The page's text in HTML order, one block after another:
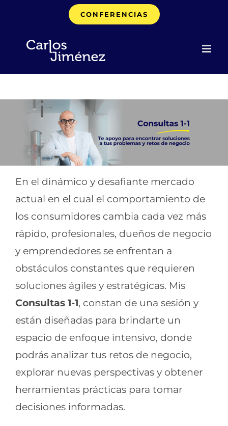
CONFERENCIAS
En el dinámico y desafiante mercado
actual en el cual el comportamiento de
los consumidores cambia cada vez más
rápido, profesionales, dueños de negocio
y emprendedores se enfrentan a
obstáculos constantes que requieren
soluciones ágiles y estratégicas. Mis
Consultas 1-1, constan de una sesión y
están diseñadas para brindarte un
espacio de enfoque intensivo, donde
podrás analizar tus retos de negocio,
explorar nuevas perspectivas y obtener
herramientas prácticas para tomar
decisiones informadas.